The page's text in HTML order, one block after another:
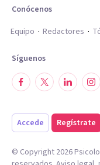
Conócenos
Equipo
Redactores
Síguenos
Accede Regístrate
© Copyright 2026